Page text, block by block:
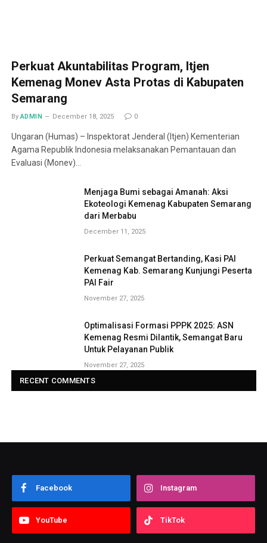
Perkuat Akuntabilitas Program, Itjen
Kemenag Monev Asta Protas di Kabupaten
Semarang
By ADMIN December 18, 2025 0
Ungaran (Humas) – Inspektorat Jenderal (Itjen) Kementerian
Agama Republik Indonesia melaksanakan Pemantauan dan
Evaluasi (Monev)…
Menjaga Bumi sebagai Amanah: Aksi
Ekoteologi Kemenag Kabupaten Semarang
dari Merbabu
December 11, 2025
Perkuat Semangat Bertanding, Kasi PAI
Kemenag Kab. Semarang Kunjungi Peserta
PAI Fair
November 27, 2025
Optimalisasi Formasi PPPK 2025: ASN
Kemenag Resmi Dilantik, Semangat Baru
Untuk Pelayanan Publik
November 27, 2025
RECENT COMMENTS
Facebook Instagram
YouTube TikTok